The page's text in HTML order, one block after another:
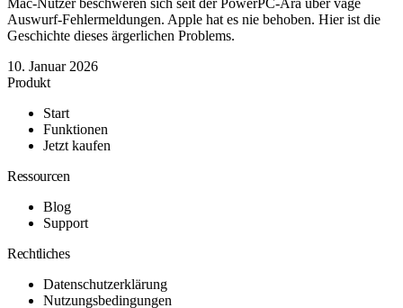
Mac-Nutzer beschweren sich seit der PowerPC-Ära über vage
Auswurf-Fehlermeldungen. Apple hat es nie behoben. Hier ist die
Geschichte dieses ärgerlichen Problems.
10. Januar 2026
Produkt
Start
Funktionen
Jetzt kaufen
Ressourcen
Blog
Support
Rechtliches
Datenschutzerklärung
Nutzungsbedingungen